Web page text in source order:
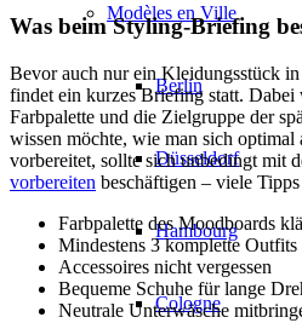
Modèles en Ville
Berlin
Düsseldorf
Hambourg
Cologne
Was beim Styling-Briefing
Bevor auch nur ein Kleidungsstück
findet ein kurzes Briefing statt. Dabei
Farbpalette und die Zielgruppe der
wissen möchte, wie man sich optimal
vorbereitet, sollte sich unbedingt mit
vorbereiten beschäftigen – viele
Farbpalette des Moodboards
Mindestens 3 komplette Outfits
Accessoires nicht vergessen
Bequeme Schuhe für lange
Neutrale Unterwäsche